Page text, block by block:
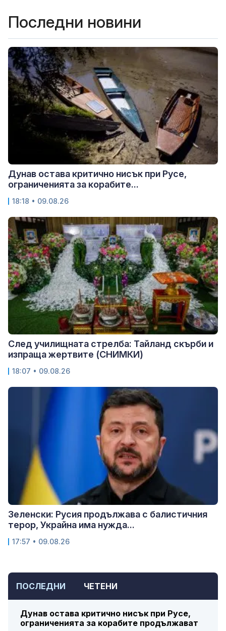
ПОСЛЕДНИ ЧЕТЕНИ
Дунав остава критично нисък при Русе,
ограниченията за корабите продължават
Последни новини
Дунав остава критично нисък при Русе,
ограниченията за корабите...
18:18 • 09.08.26
След училищната стрелба: Тайланд скърби и
изпраща жертвите (СНИМКИ)
18:07 • 09.08.26
Зеленски: Русия продължава с балистичния
терор, Украйна има нужда...
17:57 • 09.08.26